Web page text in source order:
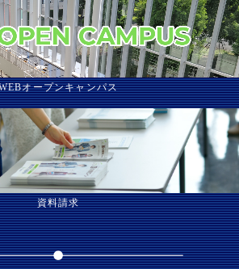
オープンキャンパス
資料請求